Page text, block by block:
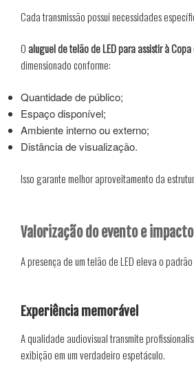
Cada transmissão possui necessidades
O aluguel de telão de LED para assistir à Copa
dimensionado conforme:
Quantidade de público;
Espaço disponível;
Ambiente interno ou externo;
Distância de visualização.
Isso garante melhor aproveitamento da
Valorização do evento e impacto
A presença de um telão de LED eleva o
Experiência memorável
A qualidade audiovisual transmite
exibição em um verdadeiro espetáculo.